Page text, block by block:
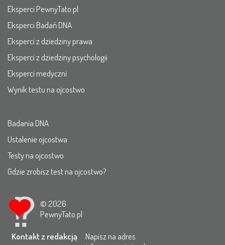
Eksperci PewnyTato.pl
Eksperci Badań DNA
Eksperci z dziedziny prawa
Eksperci z dziedziny psychologii
Eksperci medyczni
Wynik testu na ojcostwo
Badania DNA
Ustalenie ojcostwa
Testy na ojcostwo
Gdzie zrobisz test na ojcostwo?
© 2026
PewnyTato.pl
Kontakt z redakcją
Napisz na adres